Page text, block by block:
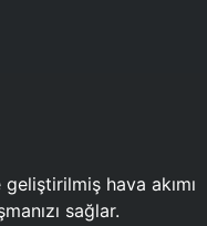
hava akımı
sağlar.